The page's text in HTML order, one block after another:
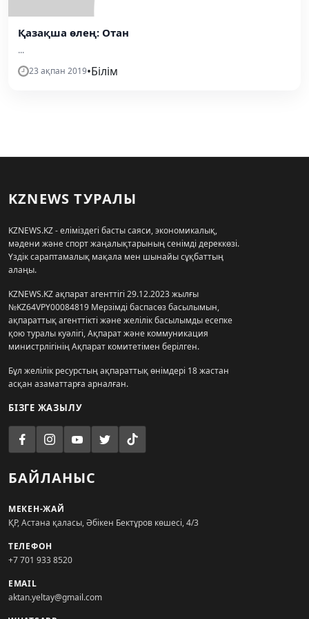
Қазақша өлең: Отан
...
23 ақпан 2019•Білім
KZNEWS ТУРАЛЫ
KZNEWS.KZ - еліміздегі басты саяси, экономикалық,
мәдени және спорт жаңалықтарының сенімді дереккөзі.
Үздік сараптамалық мақала мен шынайы сұқбаттың
алаңы.
KZNEWS.KZ ақпарат агенттігі 29.12.2023 жылғы
№KZ64VPY00084819 Мерзімді баспасөз басылымын,
ақпараттық агенттікті және желілік басылымды есепке
қою туралы куәлігі, Ақпарат және коммуникация
министрлігінің Ақпарат комитетімен берілген.
Бұл желілік ресурстың ақпараттық өнімдері 18 жастан
асқан азаматтарға арналған.
БІЗГЕ ЖАЗЫЛУ
БАЙЛАНЫС
МЕКЕН-ЖАЙ
ҚР, Астана қаласы, Әбікен Бектұров көшесі, 4/3
ТЕЛЕФОН
+7 701 933 8520
EMAIL
aktan.yeltay@gmail.com